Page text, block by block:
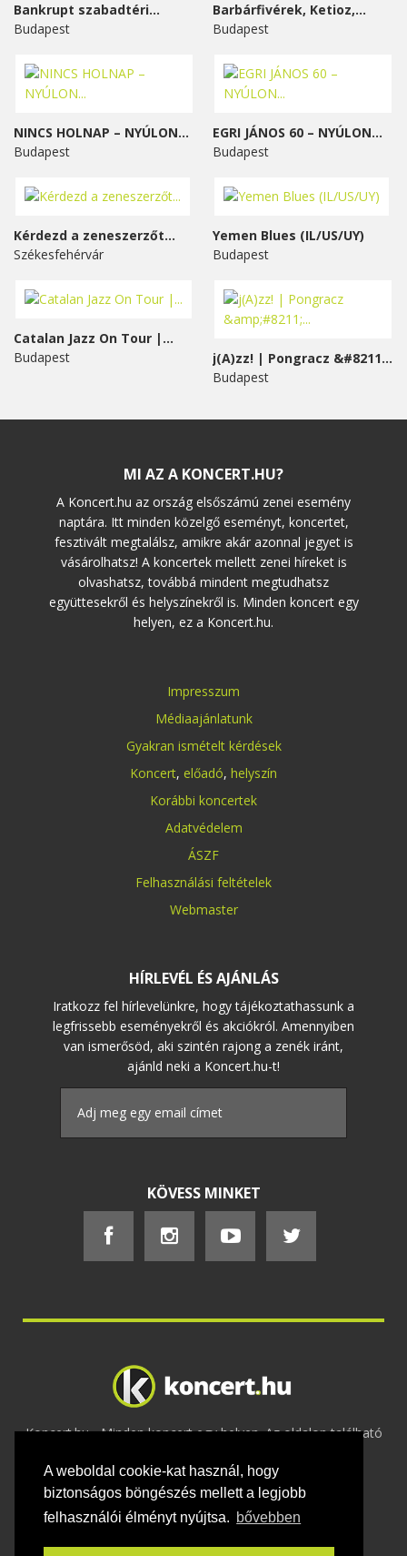
A weboldal cookie-kat használ, hogy
biztonságos böngészés mellett a legjobb
felhasználói élményt nyújtsa. bővebben
Bankrupt szabadtéri...
Budapest
Barbárfivérek, Ketioz,...
Budapest
NINCS HOLNAP – NYÚLON...
Budapest
EGRI JÁNOS 60 – NYÚLON...
Budapest
Kérdezd a zeneszerzőt...
Székesfehérvár
Yemen Blues (IL/US/UY)
Budapest
Catalan Jazz On Tour |...
Budapest
j(A)zz! | Pongracz &#8211;...
Budapest
MI AZ A KONCERT.HU?
A Koncert.hu az ország elsőszámú zenei esemény
naptára. Itt minden közelgő eseményt, koncertet,
fesztivált megtalálsz, amikre akár azonnal jegyet is
vásárolhatsz! A koncertek mellett zenei híreket is
olvashatsz, továbbá mindent megtudhatsz
együttesekről és helyszínekről is. Minden koncert egy
helyen, ez a Koncert.hu.
Impresszum
Médiaajánlatunk
Gyakran ismételt kérdések
Koncert, előadó, helyszín
Korábbi koncertek
Adatvédelem
ÁSZF
Felhasználási feltételek
Webmaster
HÍRLEVÉL ÉS AJÁNLÁS
Iratkozz fel hírlevelünkre, hogy tájékoztathassunk a
legfrissebb eseményekről és akciókról. Amennyiben
van ismerősöd, aki szintén rajong a zenék iránt,
ajánld neki a Koncert.hu-t!
KÖVESS MINKET
Koncert.hu - Minden koncert egy helyen. Az oldalon található
2020 Adatvédelem-ÁSZF-Felhasználási
feltételek-Webmaster- Kapcsolat és üzenet küldés